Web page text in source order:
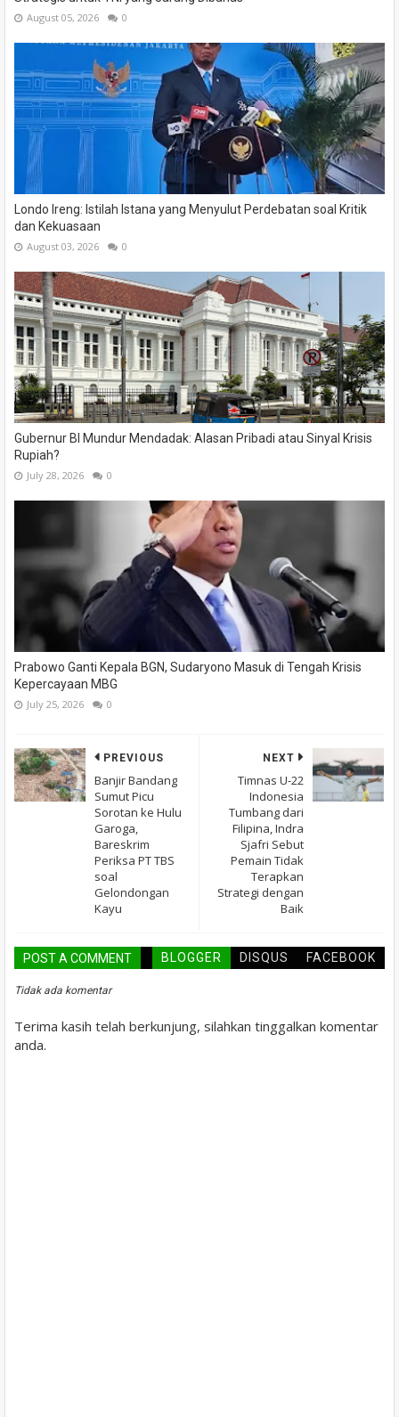
August 05, 2026 0
Londo Ireng: Istilah Istana yang Menyulut Perdebatan soal Kritik
dan Kekuasaan
August 03, 2026 0
Gubernur BI Mundur Mendadak: Alasan Pribadi atau Sinyal Krisis
Rupiah?
July 28, 2026 0
Prabowo Ganti Kepala BGN, Sudaryono Masuk di Tengah Krisis
Kepercayaan MBG
July 25, 2026 0
NEXT
Timnas U-22
Indonesia
Tumbang dari
Filipina, Indra
Sjafri Sebut
Pemain Tidak
Terapkan
Strategi dengan
Baik
PREVIOUS
Banjir Bandang
Sumut Picu
Sorotan ke Hulu
Garoga,
Bareskrim
Periksa PT TBS
soal
Gelondongan
Kayu
POST A COMMENT BLOGGER DISQUS FACEBOOK
Tidak ada komentar
Terima kasih telah berkunjung, silahkan tinggalkan komentar
anda.